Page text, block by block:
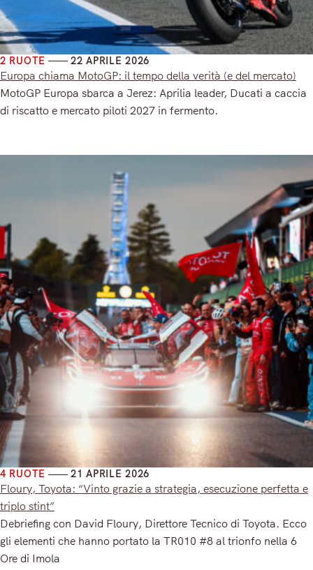
2 RUOTE 22 APRILE 2026
Europa chiama MotoGP: il tempo della verità (e del mercato)
MotoGP Europa sbarca a Jerez: Aprilia leader, Ducati a caccia
di riscatto e mercato piloti 2027 in fermento.
4 RUOTE 21 APRILE 2026
Floury, Toyota: “Vinto grazie a strategia, esecuzione perfetta e
triplo stint”
Debriefing con David Floury, Direttore Tecnico di Toyota. Ecco
gli elementi che hanno portato la TR010 #8 al trionfo nella 6
Ore di Imola